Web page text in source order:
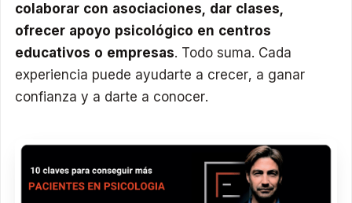
colaborar con asociaciones, dar clases,
ofrecer apoyo psicológico en centros
educativos o empresas. Todo suma. Cada
experiencia puede ayudarte a crecer, a ganar
confianza y a darte a conocer.